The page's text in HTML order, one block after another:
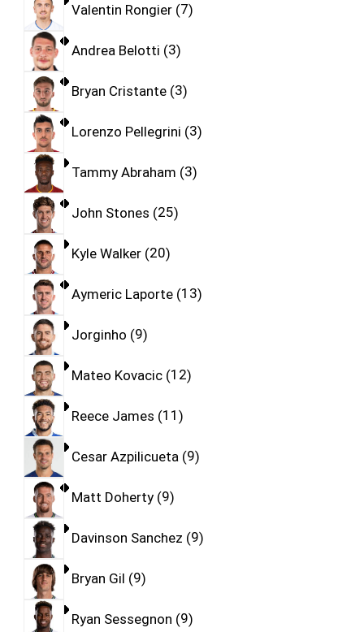
Valentin Rongier 7
Andrea Belotti 3
Bryan Cristante 3
Lorenzo Pellegrini 3
Tammy Abraham 3
John Stones 25
Kyle Walker 20
Aymeric Laporte 13
Jorginho 9
Mateo Kovacic 12
Reece James 11
Cesar Azpilicueta 9
Matt Doherty 9
Davinson Sanchez 9
Bryan Gil 9
Ryan Sessegnon 9